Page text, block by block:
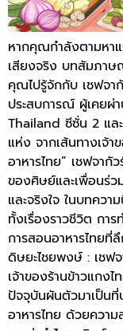
หากคุณกำลังตามหาแ
เสียงจริง บทสัมภา
คุณไปรู้จักกับ เชฟจา
ประสบการณ์ ผู้เคยผ่
Thailand ซีซั่น 2 แล
แห่ง จากเส้นทางเจ้
อาหารไทย” เชฟจา
ของศิษย์และเพื่อนร่
และจริงใจ ในบทคว
ทั้งเรื่องราวชีวิต กา
การสอนอาหารไทย
ดิษยะไชยพงษ์ : เชฟ
เจ้าของร้านข้าวแก
ปัจจุบันผันตัวมาเป็น
อาหารไทย ด้วยควา